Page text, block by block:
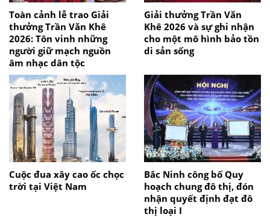
Toàn cảnh lễ trao Giải
thưởng Trần Văn Khê
2026: Tôn vinh những
người giữ mạch nguồn
âm nhạc dân tộc
Giải thưởng Trần Văn
Khê 2026 và sự ghi nhận
cho một mô hình bảo tồn
di sản sống
Cuộc đua xây cao ốc chọc
trời tại Việt Nam
Bắc Ninh công bố Quy
hoạch chung đô thị, đón
nhận quyết định đạt đô
thị loại I